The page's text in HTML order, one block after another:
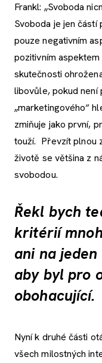
Frankl: „Svoboda
Svoboda je jen
pouze negativním
pozitivním
skutečnosti
libovůle, pokud není
„marketingového“
zmiňuje jako první,
touží. Převzít plnou
životě se většina z
svobodou.
Řekl bych
kritérií
ani na
aby byl pro
obohacující.
Nyní k druhé části
všech milostných